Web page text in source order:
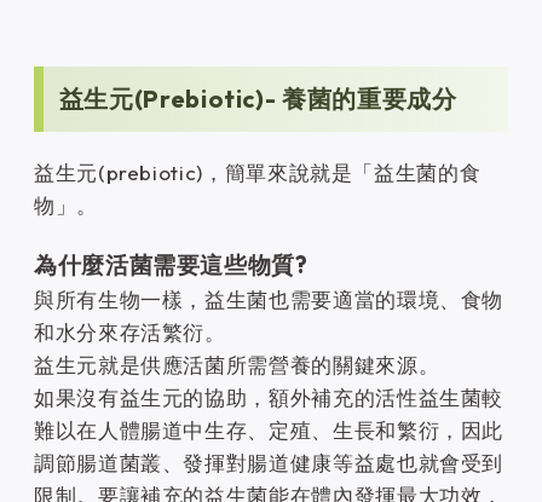
益生元(Prebiotic)- 養菌的重要成分
益生元(prebiotic)，簡單來說就是「益生菌的食
物」。
為什麼活菌需要這些物質?
與所有生物一樣，益生菌也需要適當的環境、食物
和水分來存活繁衍。
益生元就是供應活菌所需營養的關鍵來源。
如果沒有益生元的協助，額外補充的活性益生菌較
難以在人體腸道中生存、定殖、生長和繁衍，因此
調節腸道菌叢、發揮對腸道健康等益處也就會受到
限制。要讓補充的益生菌能在體內發揮最大功效，